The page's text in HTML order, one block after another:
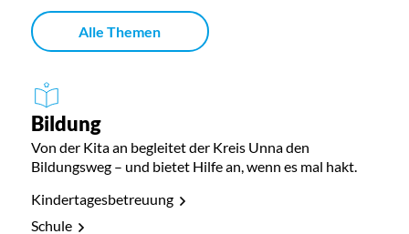
Alle Themen
Bildung
Von der Kita an begleitet der Kreis Unna den
Bildungsweg – und bietet Hilfe an, wenn es mal hakt.
Kindertagesbetreuung
Schule